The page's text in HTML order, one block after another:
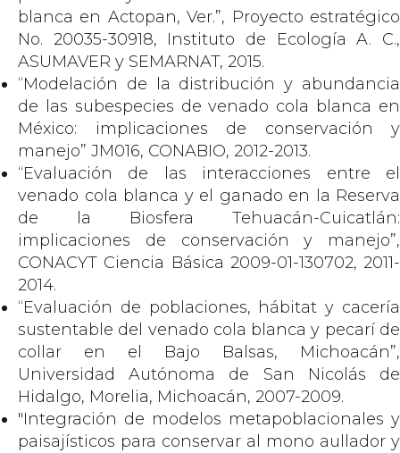
blanca en Actopan, Ver.”, Proyecto estratégico
No. 20035-30918, Instituto de Ecología A. C.,
ASUMAVER y SEMARNAT, 2015.
“Modelación de la distribución y abundancia
de las subespecies de venado cola blanca en
México: implicaciones de conservación y
manejo” JM016, CONABIO, 2012-2013.
“Evaluación de las interacciones entre el
venado cola blanca y el ganado en la Reserva
de la Biosfera Tehuacán-Cuicatlán:
implicaciones de conservación y manejo”,
CONACYT Ciencia Básica 2009-01-130702, 2011-
2014.
“Evaluación de poblaciones, hábitat y cacería
sustentable del venado cola blanca y pecarí de
collar en el Bajo Balsas, Michoacán”,
Universidad Autónoma de San Nicolás de
Hidalgo, Morelia, Michoacán, 2007-2009.
"Integración de modelos metapoblacionales y
paisajísticos para conservar al mono aullador y